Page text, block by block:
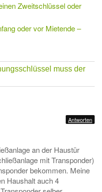
Zweitschlüssel oder
oder vor Mietende –
muss der
Antworten
an der Haustür
mit Transponder)
bekommen. Meine
Haushalt auch 4